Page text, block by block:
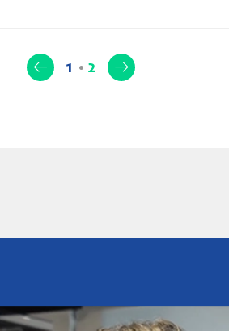
1 2 (current)